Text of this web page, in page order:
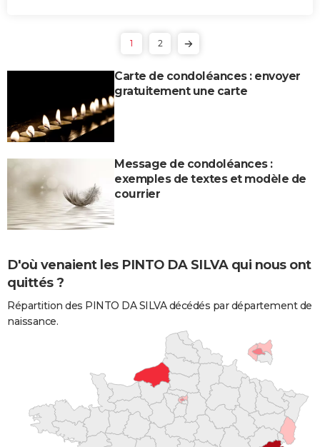
1 2
Carte de condoléances : envoyer
gratuitement une carte
Message de condoléances :
exemples de textes et modèle de
courrier
D'où venaient les PINTO DA SILVA qui nous ont
quittés ?
Répartition des PINTO DA SILVA décédés par département de
naissance.